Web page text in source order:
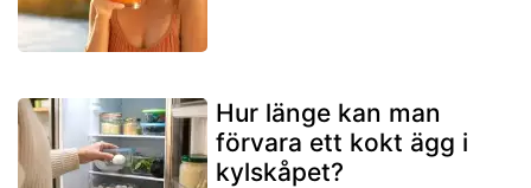
Hur länge kan man
förvara ett kokt ägg i
kylskåpet?